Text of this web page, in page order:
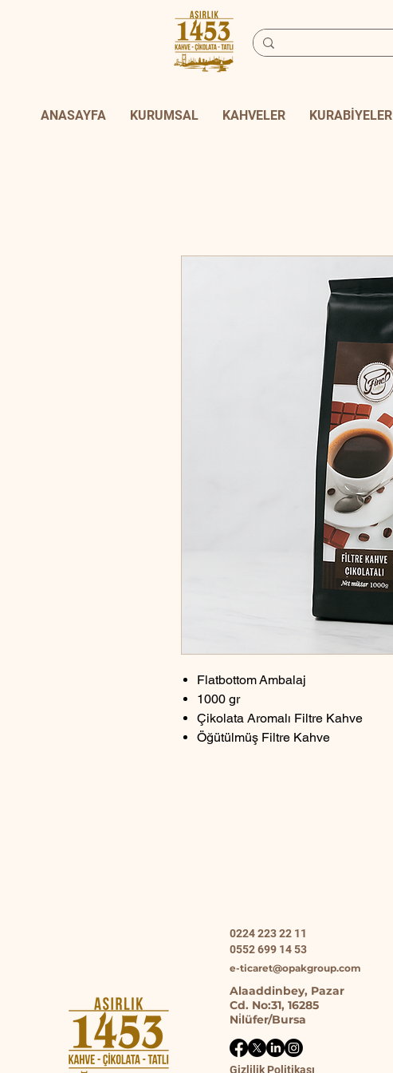
ANASAYFA KURUMSAL KAHVELER KURABİYELER
Flatbottom Ambalaj
1000 gr
Çikolata Aromalı Filtre Kahve
Öğütülmüş Filtre Kahve
0224 223 22 11
0552 699 14 53
e-ticaret@opakgroup.com
Alaaddinbey, Pazar
Cd. No:31, 16285
Ni̇lüfer/Bursa
Gizlilik Politikası